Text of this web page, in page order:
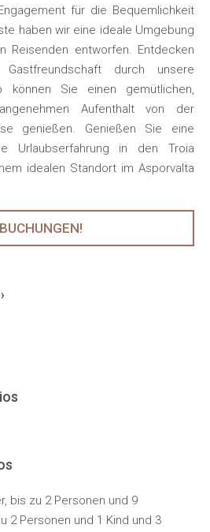
für die Bequemlichkeit
haben wir eine ideale Umgebung
Reisenden entworfen. Entdecken
durch unsere
können Sie einen gemütlichen,
Aufenthalt von der
genießen. Genießen Sie eine
Urlaubserfahrung in den Troia
idealen Standort im Asporvalta
BUCHUNGEN!
bis zu 2 Personen und 9
2 Personen und 1 Kind und 3